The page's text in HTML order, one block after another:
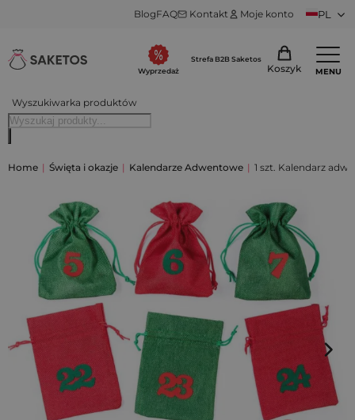
BlogFAQ Kontakt Moje konto PL
Wyszukiwarka produktów
Wyprzedaż
Strefa B2B Saketos
Koszyk MENU
Home | Święta i okazje | Kalendarze Adwentowe | 1 szt. Kalendarz